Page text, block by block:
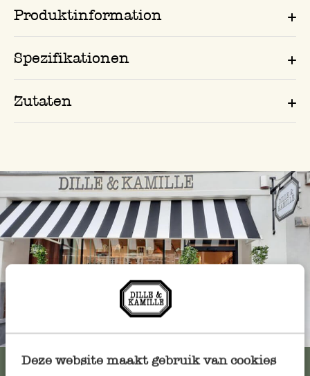
Deze website maakt gebruik van cookies
Produktinformation
Spezifikationen
Zutaten
Immer in der Nähe
Alle 62 Geschäfte anzeigen